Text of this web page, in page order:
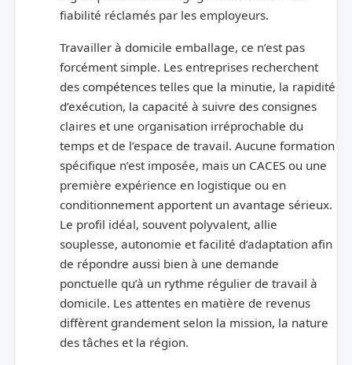
fiabilité réclamés par les employeurs.
Travailler à domicile emballage, ce n’est pas
forcément simple. Les entreprises recherchent
des compétences telles que la minutie, la rapidité
d’exécution, la capacité à suivre des consignes
claires et une organisation irréprochable du
temps et de l’espace de travail. Aucune formation
spécifique n’est imposée, mais un CACES ou une
première expérience en logistique ou en
conditionnement apportent un avantage sérieux.
Le profil idéal, souvent polyvalent, allie
souplesse, autonomie et facilité d’adaptation afin
de répondre aussi bien à une demande
ponctuelle qu’à un rythme régulier de travail à
domicile. Les attentes en matière de revenus
diffèrent grandement selon la mission, la nature
des tâches et la région.